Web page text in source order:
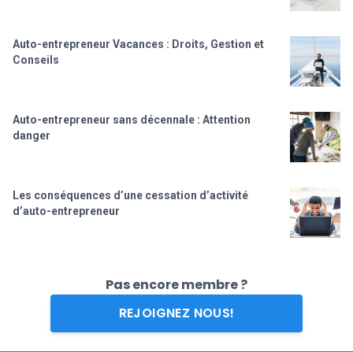
Auto-entrepreneur Vacances : Droits, Gestion et
Conseils
Auto-entrepreneur sans décennale : Attention
danger
Les conséquences d’une cessation d’activité
d’auto-entrepreneur
Pas encore membre ?
REJOIGNEZ NOUS!